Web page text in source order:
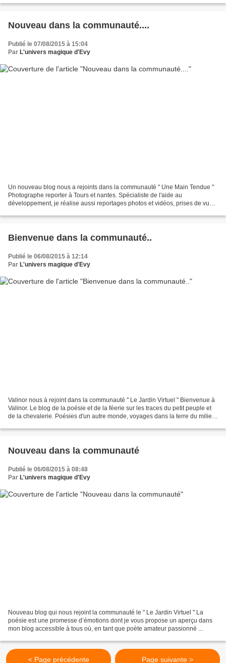
Nouveau dans la communauté....
Publié le 07/08/2015 à 15:04
Par L'univers magique d'Evy
Un nouveau blog nous a rejoints dans la communauté " Une Main Tendue "
Photographe reporter à Tours et nantes. Spécialiste de l'aide au
développement, je réalise aussi reportages photos et vidéos, prises de vues
Bienvenue dans la communauté..
Publié le 06/08/2015 à 12:14
Par L'univers magique d'Evy
Valinor nous à rejoint dans la communauté " Le Jardin Virtuel " Bienvenue à
Valinor. Le blog de la poésie et de la féerie sur les traces du petit peuple et
de la chevalerie. Poésies d'un autre monde, voyages dans la terre du milieu
Nouveau dans la communauté
Publié le 06/08/2015 à 08:48
Par L'univers magique d'Evy
Nouveau blog qui nous rejoint la communauté le " Le Jardin Virtuel " La
poésie est une promesse d’émotions dont je vous propose un aperçu dans
mon blog accessible à tous où, en tant que poète amateur passionné ...
< Page précédente Page suivante >